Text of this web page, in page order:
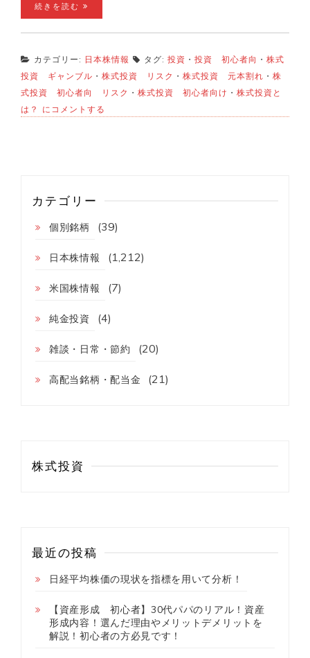
続きを読む
カテゴリー: 日本株情報 タグ: 投資 ・ 投資 初心者向 ・ 株式
投資 ギャンブル ・ 株式投資 リスク ・ 株式投資 元本割れ ・ 株
式投資 初心者向 リスク ・ 株式投資 初心者向け ・ 株式投資と
は？
株
式
に
対
き
い
ス
元
て
にコメントする
カテゴリー
個別銘柄 (39)
日本株情報 (1,212)
米国株情報 (7)
純金投資 (4)
雑談・日常・節約 (20)
高配当銘柄・配当金 (21)
株式投資
最近の投稿
日経平均株価の現状を指標を用いて分析！
【資産形成 初心者】30代パパのリアル！資産
形成内容！選んだ理由やメリットデメリットを
解説！初心者の方必見です！